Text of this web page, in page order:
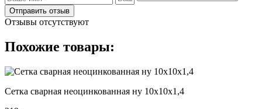
Отправить отзыв
Отзывы отсутствуют
Похожие товары:
Сетка сварная неоцинкованная ну 10х10х1,4